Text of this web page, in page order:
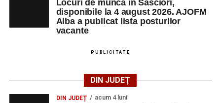
Locuri de muncă în Săsciori,
disponibile la 4 august 2026. AJOFM
Alba a publicat lista posturilor
vacante
PUBLICITATE
DIN JUDEȚ
DIN JUDEȚ acum 4 luni